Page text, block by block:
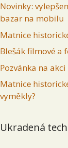
Novinky:
bazar na mobilu
Matnice
Blešák filmové a
Pozvánka na
Matnice
vyměkly?
Ukradená